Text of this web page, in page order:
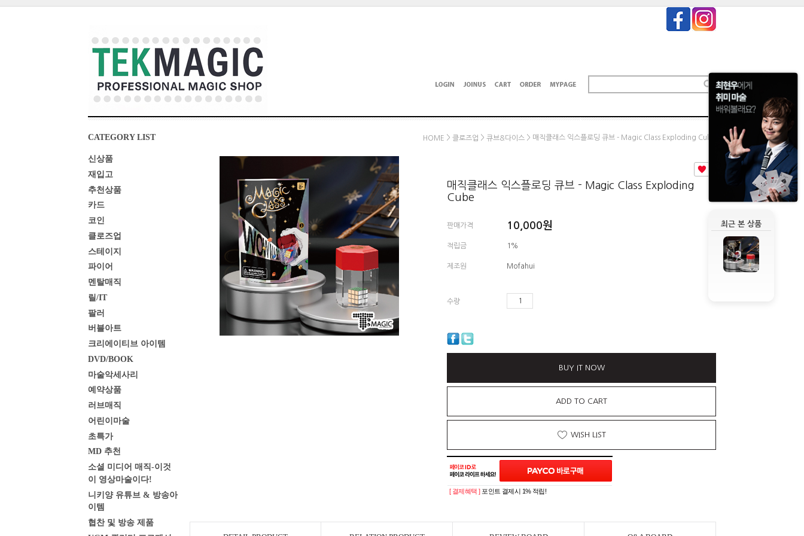
최근 본 상품
CATEGORY LIST
신상품
재입고
추천상품
카드
코인
클로즈업
스테이지
파이어
멘탈매직
릴/IT
팔러
버블아트
크리에이티브 아이템
DVD/BOOK
마술악세사리
예약상품
러브매직
어린이마술
초특가
MD 추천
소셜 미디어 매직-이것
이 영상마술이다!
니키양 유튜브 & 방송아
이템
협찬 및 방송 제품
HOME > 클로즈업 > 큐브&다이스 > 매직클래스 익스플로딩 큐브 - Magic Class Exploding Cube
매직클래스 익스플로딩 큐브 - Magic Class Exploding
Cube
판매가격 10,000원
적립금 1%
제조원 Mofahui
수량
BUY IT NOW
ADD TO CART
WISH LIST
[ 결제혜택 ] 포인트 결제시 1% 적립!